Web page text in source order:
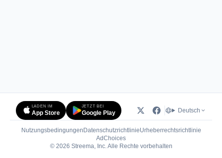
LADEN IM
App Store
JETZT BEI
Google Play Deutsch
Nutzungsbedingungen DatenschutzrichtlinieUrheberrechtsrichtlinie
AdChoices(öffnet in neuem Tab)
© 2026 Streema, Inc. Alle Rechte vorbehalten